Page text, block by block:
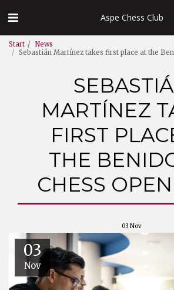
Aspe Chess Club
Start
News
Sebastián Martínez takes first place at the
MARTÍNEZ
FIRST
THE
CHESS
03 Nov
03
Nov